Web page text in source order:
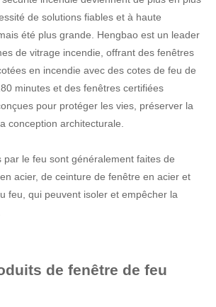
de solutions fiables et à haute
été plus grande. Hengbao est un leader
de vitrage incendie, offrant des fenêtres
en incendie avec des cotes de feu de
minutes et des fenêtres certifiées
pour protéger les vies, préserver la
conception architecturale.
par le feu sont généralement faites de
acier, de ceinture de fenêtre en acier et
feu, qui peuvent isoler et empêcher la
de fenêtre de feu